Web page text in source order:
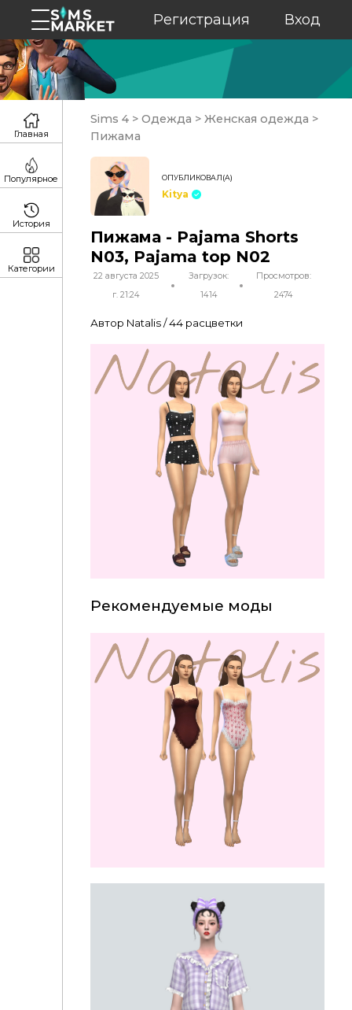
Регистрация Вход
Sims 4 > Одежда > Женская одежда >
Пижама
ОПУБЛИКОВАЛ(А)
Kitya
Пижама - Pajama Shorts
N03, Pajama top N02
22 августа 2025
г. 21:24
Загрузок:
1414
Просмотров:
2474
Автор Natalis / 44 расцветки
Рекомендуемые моды
Главная
Популярное
История
Категории